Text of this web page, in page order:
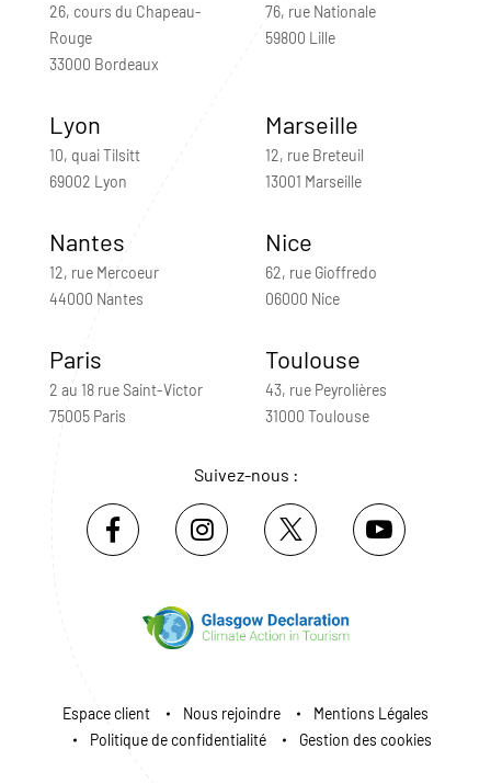
26, cours du Chapeau-
Rouge
33000 Bordeaux
76, rue Nationale
59800 Lille
Lyon
10, quai Tilsitt
69002 Lyon
Marseille
12, rue Breteuil
13001 Marseille
Nantes
12, rue Mercoeur
44000 Nantes
Nice
62, rue Gioffredo
06000 Nice
Paris
2 au 18 rue Saint-Victor
75005 Paris
Toulouse
43, rue Peyrolières
31000 Toulouse
Suivez-nous :
Espace client Nous rejoindre
Mentions Légales
Politique de confidentialité
Gestion des cookies